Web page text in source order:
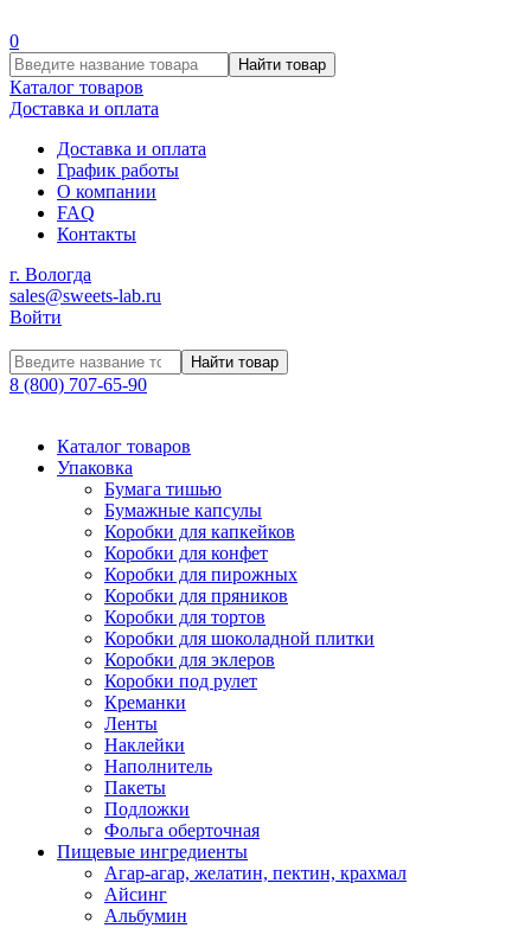
0
Найти товар
Каталог товаров
Доставка и оплата
Доставка и оплата
График работы
О компании
FAQ
Контакты
г. Вологда
sales@sweets-lab.ru
Войти
Найти товар
8 (800) 707-65-90
Каталог товаров
Упаковка
Бумага тишью
Бумажные капсулы
Коробки для капкейков
Коробки для конфет
Коробки для пирожных
Коробки для пряников
Коробки для тортов
Коробки для шоколадной плитки
Коробки для эклеров
Коробки под рулет
Креманки
Ленты
Наклейки
Наполнитель
Пакеты
Подложки
Фольга оберточная
Пищевые ингредиенты
Агар-агар, желатин, пектин, крахмал
Айсинг
Альбумин